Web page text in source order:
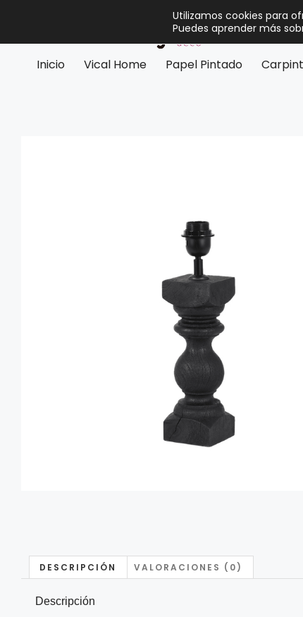
Inicio Vical Home Papel Pintado
DESCRIPCIÓN VALORACIONES (0)
Descripción
Utilizamos cookies para
Puedes aprender más